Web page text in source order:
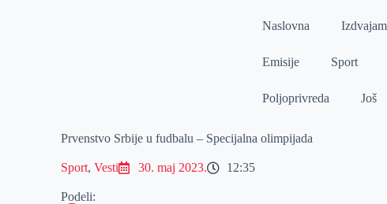
Naslovna
Emisije Sport
Poljoprivreda Još
Prvenstvo Srbije u fudbalu – Specijalna olimpijada
Sport,Vesti 30. maj 2023. 12:35
Podeli: